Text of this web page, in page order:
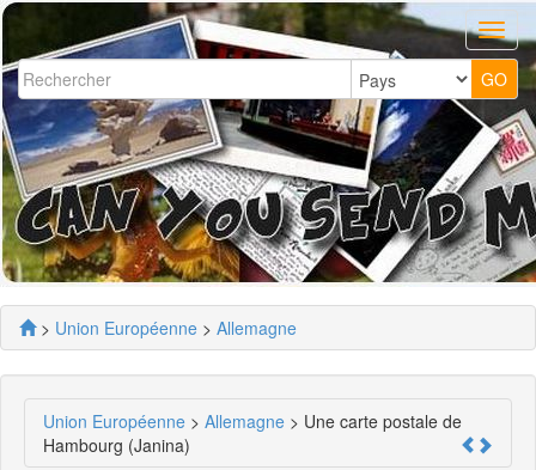
> Union Européenne > Allemagne
Union Européenne > Allemagne > Une carte postale de
Hambourg (Janina)